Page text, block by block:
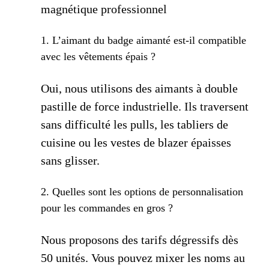
magnétique professionnel
1. L’aimant du badge aimanté est-il compatible
avec les vêtements épais ?
Oui, nous utilisons des aimants à double
pastille de force industrielle. Ils traversent
sans difficulté les pulls, les tabliers de
cuisine ou les vestes de blazer épaisses
sans glisser.
2. Quelles sont les options de personnalisation
pour les commandes en gros ?
Nous proposons des tarifs dégressifs dès
50 unités. Vous pouvez mixer les noms au